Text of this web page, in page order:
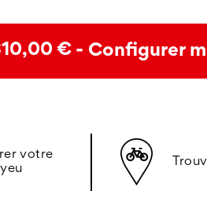
€ - Configurer
votre